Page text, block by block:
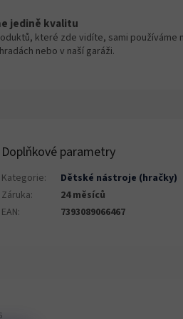
jedině kvalitu
které zde vidíte, sami používáme
nebo v naší garáži.
Doplňkové parametry
Kategorie:
Dětské nástroje (hračky)
Záruka:
24 měsíců
EAN: 7393089066467
obchodu je 5 z 5 hvězdiček.